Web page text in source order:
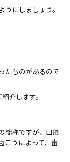
にしましょう。
たものがあるので
介します。
総称ですが、口腔
こうによって、歯